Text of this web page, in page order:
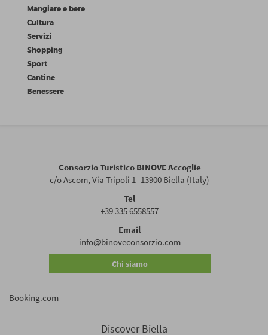
Mangiare e bere
Cultura
Servizi
Shopping
Sport
Cantine
Benessere
Consorzio Turistico BINOVE Accoglie
c/o Ascom, Via Tripoli 1 -13900 Biella (Italy)
Tel
+39 335 6558557
Email
info@binoveconsorzio.com
Chi siamo
Booking.com
Discover Biella